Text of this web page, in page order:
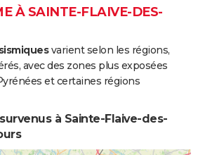
À SAINTE-FLAIVE-DES-
varient selon les régions,
avec des zones plus exposées
et certaines régions
à Sainte-Flaive-des-